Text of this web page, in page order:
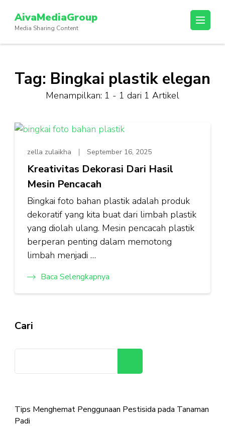
konten
(Tekan
AivaMediaGroup
Media Sharing Content
Tag: Bingkai plastik elegan
Menampilkan: 1 - 1 dari 1 Artikel
zella zulaikha September 16, 2025
Kreativitas Dekorasi Dari Hasil
Mesin Pencacah
Bingkai foto bahan plastik adalah produk
dekoratif yang kita buat dari limbah plastik
yang diolah ulang. Mesin pencacah plastik
berperan penting dalam memotong
limbah menjadi …
Baca Selengkapnya
Cari
Tips Menghemat Penggunaan Pestisida pada Tanaman
Padi